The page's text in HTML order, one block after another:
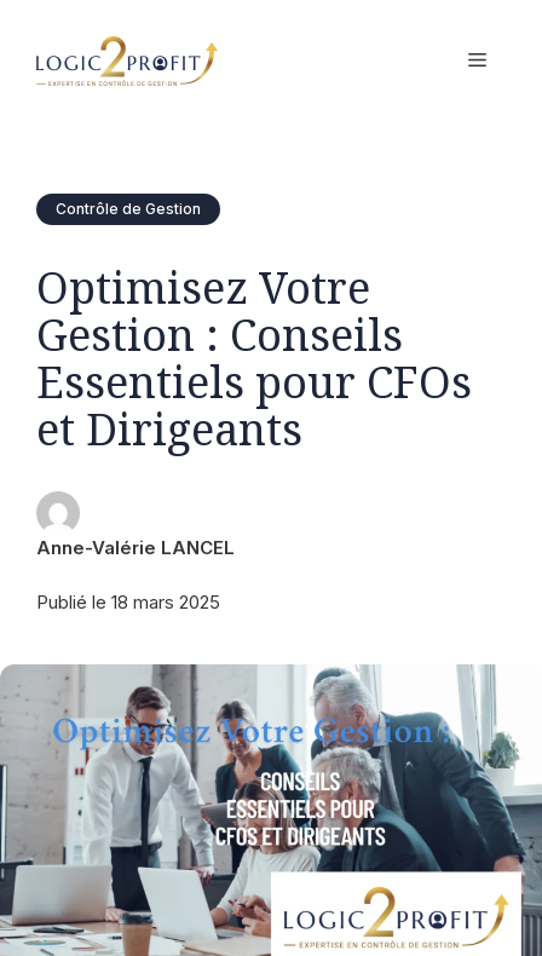
contenu
MENU
Contrôle de Gestion
Optimisez Votre
Gestion : Conseils
Essentiels pour CFOs
et Dirigeants
Anne-Valérie LANCEL
Publié le 18 mars 2025